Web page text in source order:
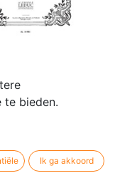
études
te bieden.
Ik ga akkoord